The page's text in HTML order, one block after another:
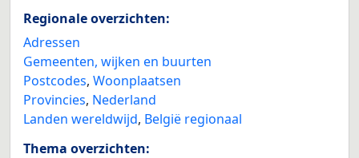
Regionale overzichten:
Adressen
Gemeenten, wijken en buurten
Postcodes, Woonplaatsen
Provincies, Nederland
Landen wereldwijd, België regionaal
Thema overzichten: